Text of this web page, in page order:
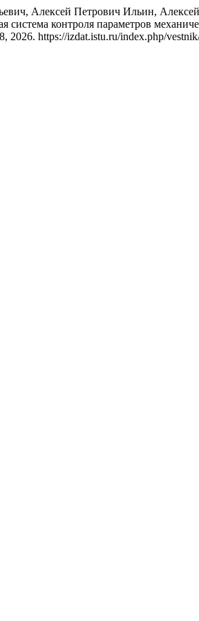
Алексей Петрович Ильин,
система контроля параметров
2026. https://izdat.istu.ru/index.php/